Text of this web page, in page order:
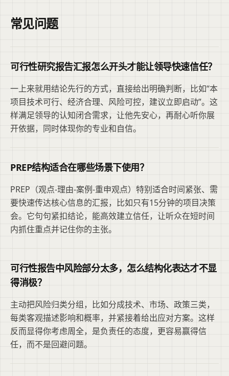
常见问题
可行性研究报告汇报怎么开头才能让领导快速信任？
一上来就用结论先行的方式，直接给出明确判断，比如“本
项目技术可行、经济合理、风险可控，建议立即启动”。这
样满足领导的认知闭合需求，让他先安心，再耐心听你展
开依据，同时体现你的专业和自信。
PREP结构适合在哪些场景下使用？
PREP（观点-理由-案例-重申观点）特别适合时间紧张、需
要快速传达核心信息的汇报，比如只有15分钟的项目决策
会。它句句紧扣结论，能高效建立信任，让听众在短时间
内抓住重点并记住你的主张。
可行性报告中风险部分太多，怎么结构化表达才不显
得消极？
主动把风险归类分组，比如分成技术、市场、政策三类，
每类客观描述影响和概率，并紧接着给出应对方案。这样
反而显得你考虑周全，是负责任的态度，更容易赢得信
任，而不是回避问题。